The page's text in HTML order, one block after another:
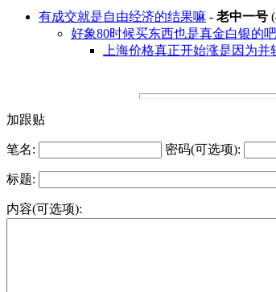
有成交就是自由经济的结果嘛 - 老中一号
好象80时候买东西也是真金白银的
上海价格真正开始涨是因为并
加跟贴
笔名: 密码(可选项):
标题:
内容(可选项):